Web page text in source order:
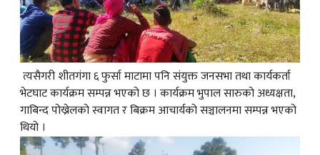
त्यसैगरी शीतगंगा ६ फुर्सा माटामा पनि संयुक्त जनसभा तथा कार्यकर्ता
भेटघाट कार्यक्रम सम्पन्न भएको छ । कार्यक्रम भुपाल सारुको अध्यक्षता,
गाबिन्द पोख्रेलको स्वागत र बिक्रम आचार्यको सञ्चालनमा सम्पन्न भएको
थियो ।